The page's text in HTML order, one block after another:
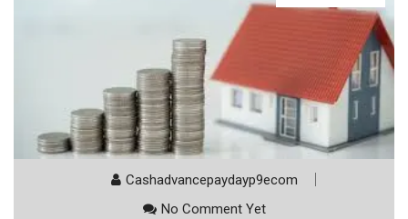
Cashadvancepaydayp9ecom
No Comment Yet